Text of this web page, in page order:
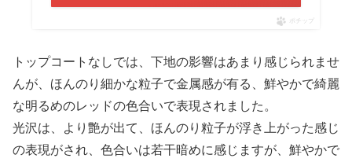
ポチップ
トップコートなしでは、下地の影響はあまり感じられませ
んが、ほんのり細かな粒子で金属感が有る、鮮やかで綺麗
な明るめのレッドの色合いで表現されました。
光沢は、より艶が出て、ほんのり粒子が浮き上がった感じ
の表現がされ、色合いは若干暗めに感じますが、鮮やかで